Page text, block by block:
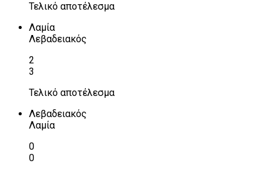
Τελικό αποτέλεσμα
Λαμία
Λεβαδειακός
2
3
Τελικό αποτέλεσμα
Λεβαδειακός
Λαμία
0
0